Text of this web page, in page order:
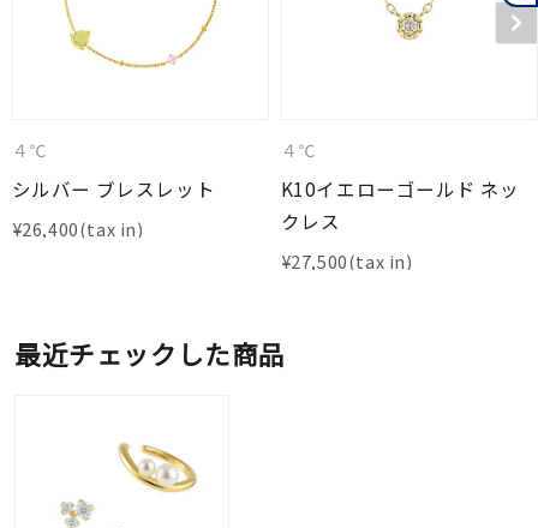
４℃
シルバー ブレスレット
¥26,400
４℃
K10イエローゴールド ネッ
クレス
¥27,500
最近チェックした商品